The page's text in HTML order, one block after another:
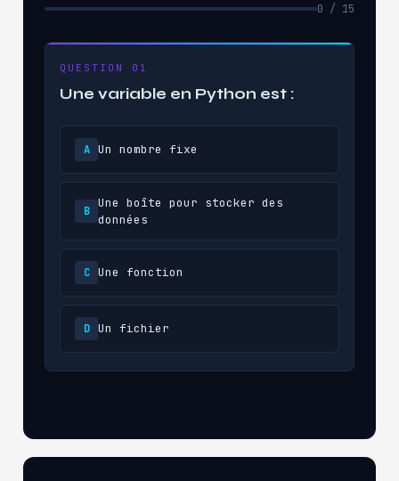
0 / 15
QUESTION 01
Une variable en Python est :
A Un nombre fixe
B
Une boîte pour stocker des
données
C Une fonction
D Un fichier